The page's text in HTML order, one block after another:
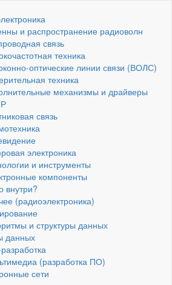
и распространение радиоволн
связь
техника
оптические линии связи (ВОЛС)
техника
механизмы и драйверы
связь
электроника
и инструменты
компоненты
внутри?
(радиоэлектроника)
и структуры данных
данных
(разработка ПО)
сети